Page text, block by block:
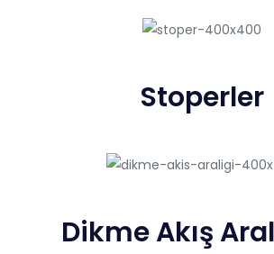
Stoperler
Dikme Akış